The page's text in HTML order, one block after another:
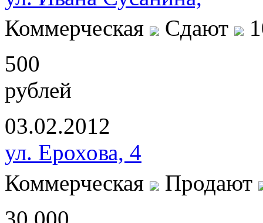
Коммерческая
Сдают
500
рублей
03.02.2012
ул. Ерохова, 4
Коммерческая
Продают